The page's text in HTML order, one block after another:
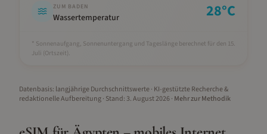
ZUM BADEN
Wassertemperatur 28°C
* Sonnenaufgang, Sonnenuntergang und Tageslänge berechnet für den 15.
Juli (Ortszeit).
Datenbasis: langjährige Durchschnittswerte · KI-gestützte Recherche &
redaktionelle Aufbereitung· Stand: 3. August 2026· Mehr zur Methodik